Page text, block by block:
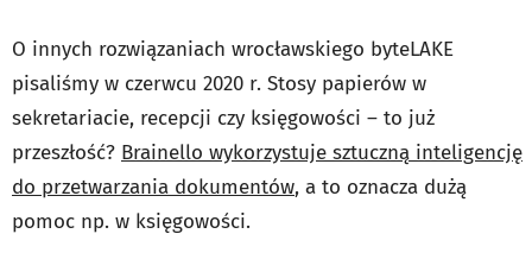
O innych rozwiązaniach wrocławskiego byteLAKE
pisaliśmy w czerwcu 2020 r. Stosy papierów w
sekretariacie, recepcji czy księgowości – to już
przeszłość? Brainello wykorzystuje sztuczną inteligencję
do przetwarzania dokumentów, a to oznacza dużą
pomoc np. w księgowości.